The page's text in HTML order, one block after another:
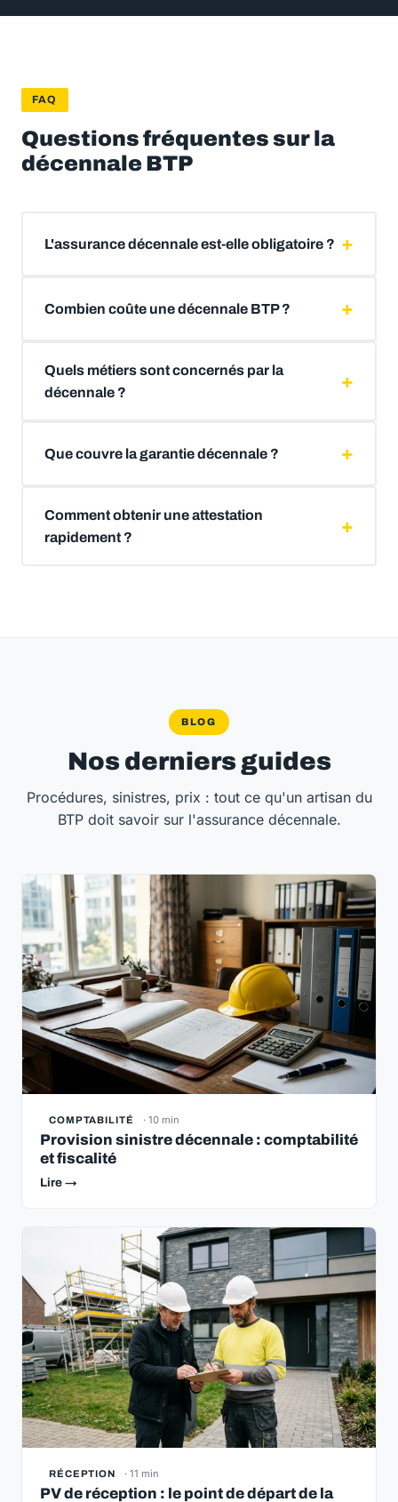
FAQ
Questions fréquentes sur la
décennale BTP
L'assurance décennale est-elle obligatoire ?
Combien coûte une décennale BTP ?
Quels métiers sont concernés par la
décennale ?
Que couvre la garantie décennale ?
Comment obtenir une attestation
rapidement ?
BLOG
Nos derniers guides
Procédures, sinistres, prix : tout ce qu'un artisan du
BTP doit savoir sur l'assurance décennale.
COMPTABILITÉ · 10 min
Provision sinistre décennale : comptabilité
et fiscalité
Lire →
RÉCEPTION · 11 min
PV de réception : le point de départ de la